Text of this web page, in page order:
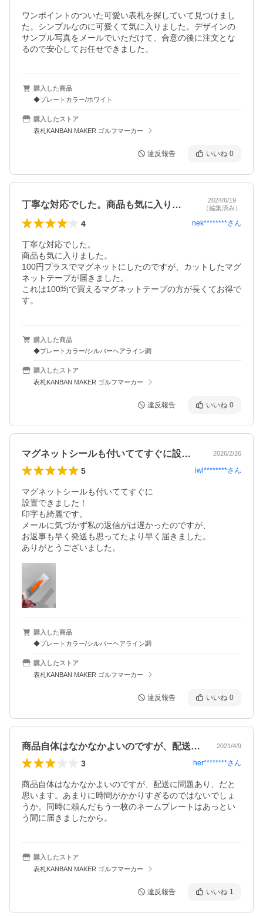
ワンポイントのついた可愛い表札を探していて見つけまし
た。シンプルなのに可愛くて気に入りました。デザインの
サンプル写真をメールでいただけて、合意の後に注文とな
るので安心してお任せできました。
購入した商品
◆プレートカラー/ホワイト
購入したストア
表札KANBAN MAKER ゴルフマーカー
違反報告 いいね 0
丁寧な対応でした。商品も気に入りました…
2024/6/19
（編集済み）
4 nek********さん
丁寧な対応でした。
商品も気に入りました。
100円プラスでマグネットにしたのですが、カットしたマグ
ネットテープが届きました。
これは100均で買えるマグネットテープの方が長くてお得で
す。
購入した商品
◆プレートカラー/シルバーヘアライン調
購入したストア
表札KANBAN MAKER ゴルフマーカー
違反報告 いいね 0
マグネットシールも付いててすぐに設置で… 2026/2/26
5 iwl********さん
マグネットシールも付いててすぐに
設置できました！
印字も綺麗です。
メールに気づかず私の返信がは遅かったのですが、
お返事も早く発送も思ってたより早く届きました。
ありがとうございました。
購入した商品
◆プレートカラー/シルバーヘアライン調
購入したストア
表札KANBAN MAKER ゴルフマーカー
違反報告 いいね 0
商品自体はなかなかよいのですが、配送に… 2021/4/9
3 her********さん
商品自体はなかなかよいのですが、配送に問題あり、だと
思います。あまりに時間がかかりすぎるのではないでしょ
うか。同時に頼んだもう一枚のネームプレートはあっとい
う間に届きましたから。
購入したストア
表札KANBAN MAKER ゴルフマーカー
違反報告 いいね 1